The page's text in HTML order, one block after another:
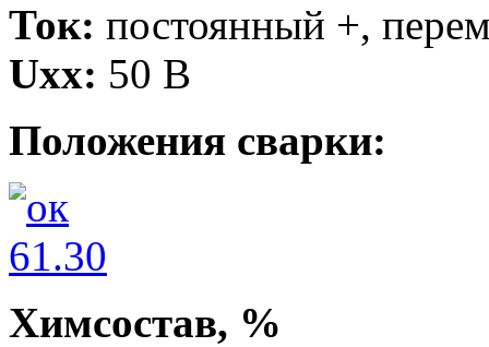
Ток: постоянный +,
Uxx: 50 В
Положения сварки:
Химсостав, %